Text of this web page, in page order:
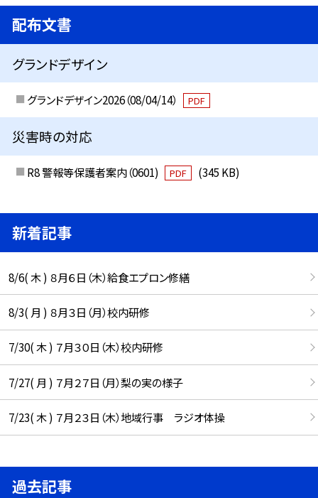
配布文書
グランドデザイン
グランドデザイン2026（08/04/14） PDF
災害時の対応
R8 警報等保護者案内（0601) PDF (345 KB)
新着記事
8/6( 木 ) ８月６日（木）給食エプロン修繕
8/3( 月 ) ８月３日（月）校内研修
7/30( 木 ) ７月３０日（木）校内研修
7/27( 月 ) ７月２７日（月）梨の実の様子
7/23( 木 ) ７月２３日（木）地域行事 ラジオ体操
過去記事